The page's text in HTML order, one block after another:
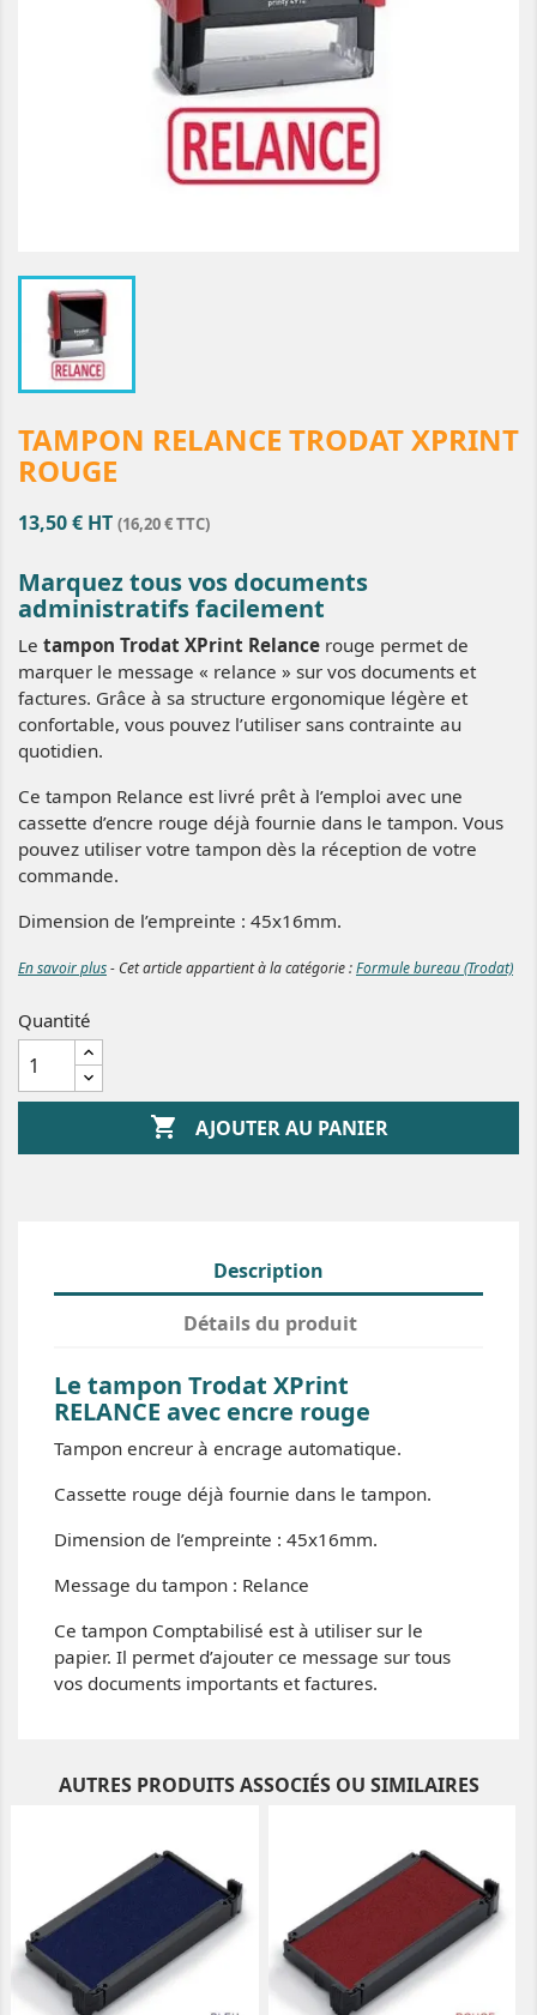
TAMPON RELANCE TRODAT XPRINT
ROUGE
13,50 € HT (16,20 € TTC)
Marquez tous vos documents
administratifs facilement
Le tampon Trodat XPrint Relance rouge permet de
marquer le message « relance » sur vos documents et
factures. Grâce à sa structure ergonomique légère et
confortable, vous pouvez l’utiliser sans contrainte au
quotidien.
Ce tampon Relance est livré prêt à l’emploi avec une
cassette d’encre rouge déjà fournie dans le tampon. Vous
pouvez utiliser votre tampon dès la réception de votre
commande.
Dimension de l’empreinte : 45x16mm.
En savoir plus- Cet article appartient à la catégorie :Formule bureau (Trodat)
Quantité
 AJOUTER AU PANIER
Description
Détails du produit
Le tampon Trodat XPrint
RELANCE avec encre rouge
Tampon encreur à encrage automatique.
Cassette rouge déjà fournie dans le tampon.
Dimension de l’empreinte : 45x16mm.
Message du tampon : Relance
Ce tampon Comptabilisé est à utiliser sur le
papier. Il permet d’ajouter ce message sur tous
vos documents importants et factures.
AUTRES PRODUITS ASSOCIÉS OU SIMILAIRES